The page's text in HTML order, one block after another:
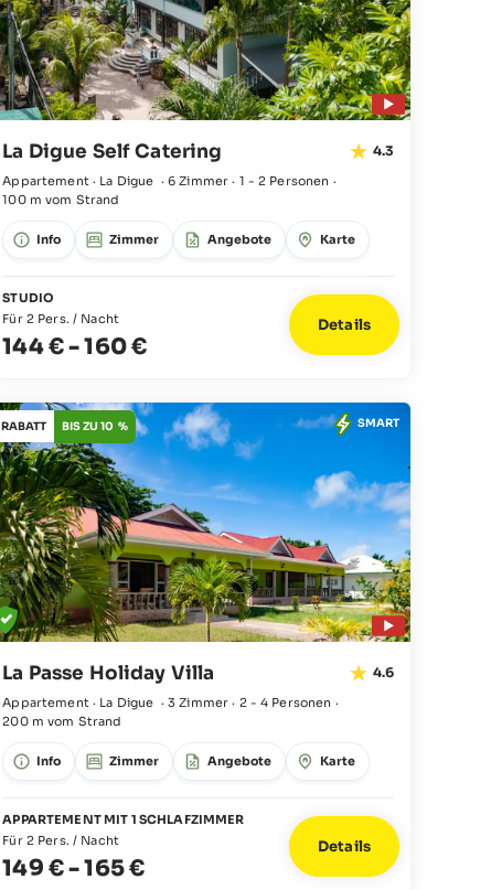
La Digue Self Catering 4.3
Appartement · La Digue · 6 Zimmer · 1 - 2 Personen ·
100 m vom Strand
Info Zimmer Angebote Karte
STUDIO
Für 2 Pers. / Nacht
144 €-160 €
Details
RABATT BIS ZU 10 % SMART
La Passe Holiday Villa 4.6
Appartement · La Digue · 3 Zimmer · 2 - 4 Personen ·
200 m vom Strand
Info Zimmer Angebote Karte
APPARTEMENT MIT 1 SCHLAFZIMMER
Für 2 Pers. / Nacht
149 €-165 €
Details